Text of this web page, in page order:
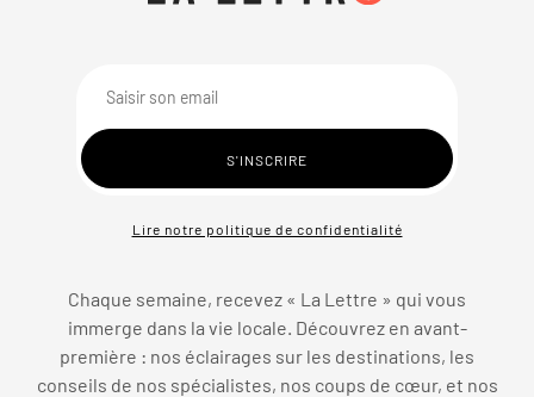
Lire notre politique de confidentialité
Chaque semaine, recevez « La Lettre » qui vous
immerge dans la vie locale. Découvrez en avant-
première : nos éclairages sur les destinations, les
conseils de nos spécialistes, nos coups de cœur, et nos